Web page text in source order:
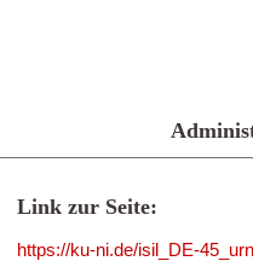
Link zur Seite:
https://ku-ni.de/isil_DE-